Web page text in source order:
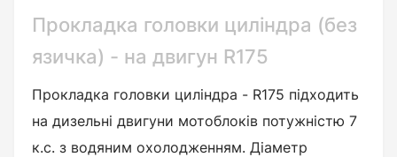
Прокладка головки циліндра (без
язичка) - на двигун R175
Прокладка головки циліндра - R175 підходить
на дизельні двигуни мотоблоків потужністю 7
к.с. з водяним охолодженням. Діаметр